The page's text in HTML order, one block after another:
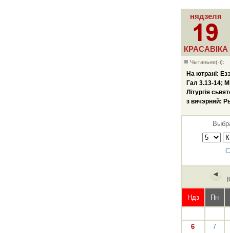
нядзеля
КРАСАВІКА
Чытаньне(-і):
На ютрані:
Гал 3.13-14;
Літургія
з вячэрняй:
Ндз Пн
6
7